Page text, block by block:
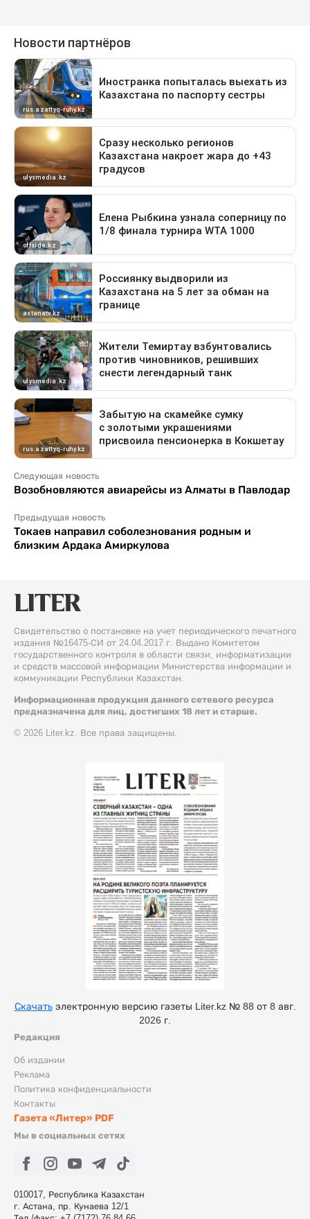
Следующая новость
Возобновляются авиарейсы из Алматы в Павлодар
Предыдущая новость
Токаев направил соболезнования родным и
близким Ардака Амиркулова
Свидетельство о постановке на учет периодического печатного
издания №16475-СИ от 24.04.2017 г. Выдано Комитетом
государственного контроля в области связи, информатизации
и средств массовой информации Министерства информации и
коммуникации Республики Казахстан.
Информационная продукция данного сетевого ресурса
предназначена для лиц, достигших 18 лет и старше.
© 2026 Liter.kz. Все права защищены.
Редакция
Об издании
Реклама
Политика конфиденциальности
Контакты
Газета «Литер» PDF
Мы в социальных сетях
010017, Республика Казахстан
г. Астана, пр. Кунаева 12/1
Скачатьэлектронную версию газеты Liter.kz № 88 от 8 авг.
2026 г.